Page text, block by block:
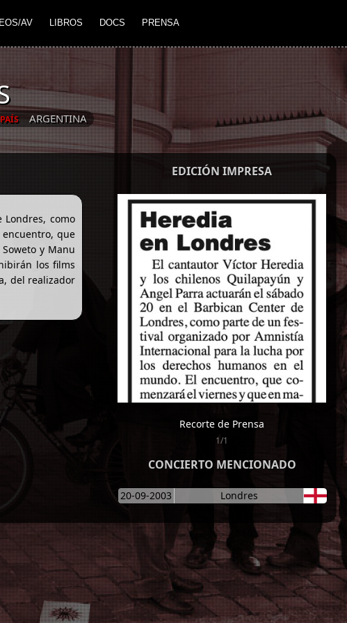
AV LIBROS DOCS PRENSA
PAÍS ARGENTINA
como
que
y Manu
los films
del realizador
EDICIÓN IMPRESA
Recorte de Prensa
1/1
CONCIERTO MENCIONADO
20-09-2003 Londres